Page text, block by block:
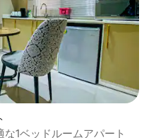
1ベッドルームアパート